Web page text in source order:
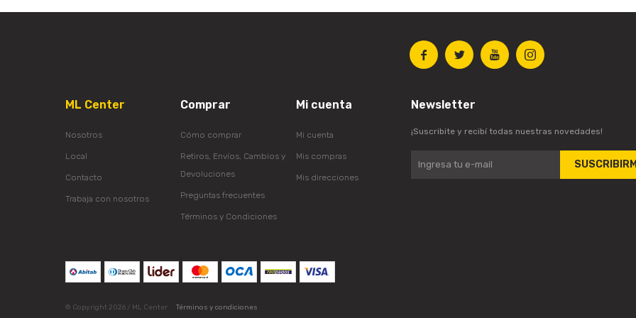
   
ML Center
Nosotros
Local
Contacto
Trabaja con nosotros
Comprar
Cómo comprar
Retiros, Envíos, Cambios y
Devoluciones
Preguntas frecuentes
Términos y Condiciones
Mi cuenta
Mi cuenta
Mis compras
Mis direcciones
Newsletter
¡Suscribite y recibí todas nuestras novedades!
© Copyright 2026 / ML Center Términos y condiciones